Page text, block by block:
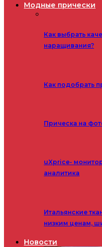
Модные прически
Как выбрать
наращивания?
Как подобрать
Прическа на
uXprice-
аналитика
Итальянские
низким ценам,
Новости